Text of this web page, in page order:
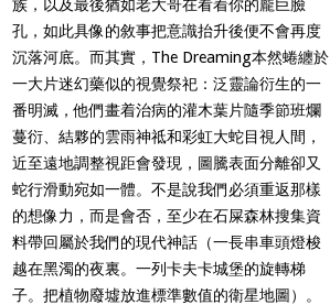
族，以及最後猶如老大哥在看着你的龐巨臉
孔，如此具像的敘事把意識抬升後便不會再度
沉落河底。而其實，The Dreaming本然蜷纏於
一大片迷幻藥似的視覺祭祀：泛靈論衍生的一
番明滅，他們畫着治病的灌木葉片隨季節班爛
蔓衍、結夥的雲雨神祗和彩虹大蛇目視人間，
近至遠地調整視距會發現，圖騰表面分離卻又
蛇行滑動宛如一體。不是說我們必須重返那樣
的想像力，而是會否，至少在石屎森林搜集資
料帶回屬於我們的現代神話（一長串車頭燈梭
越在黑濁的夜裏。一列卡夫卡城堡的旋轉梯
子。把植物廢墟放進標準數值的衛星地圖）。